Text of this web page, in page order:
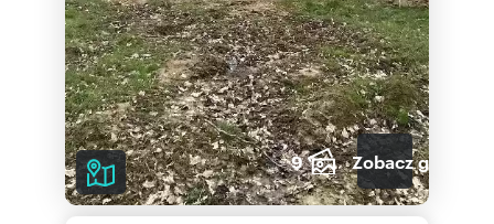
9 Zobacz galerię